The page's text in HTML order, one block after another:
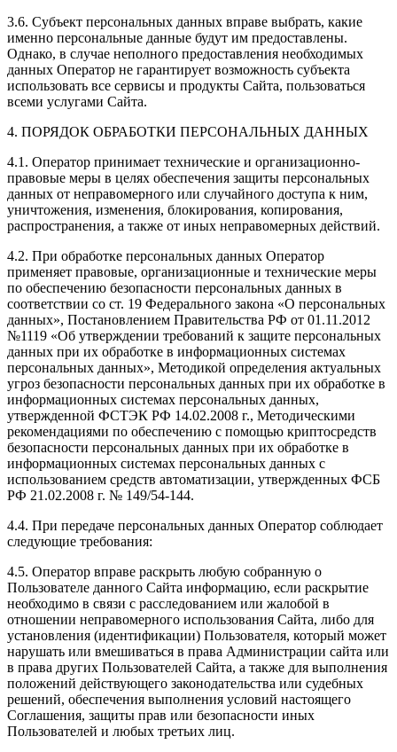
3.6. Субъект персональных данных вправе выбрать, какие
именно персональные данные будут им предоставлены.
Однако, в случае неполного предоставления необходимых
данных Оператор не гарантирует возможность субъекта
использовать все сервисы и продукты Сайта, пользоваться
всеми услугами Сайта.
4. ПОРЯДОК ОБРАБОТКИ ПЕРСОНАЛЬНЫХ ДАННЫХ
4.1. Оператор принимает технические и организационно-
правовые меры в целях обеспечения защиты персональных
данных от неправомерного или случайного доступа к ним,
уничтожения, изменения, блокирования, копирования,
распространения, а также от иных неправомерных действий.
4.2. При обработке персональных данных Оператор
применяет правовые, организационные и технические меры
по обеспечению безопасности персональных данных в
соответствии со ст. 19 Федерального закона «О персональных
данных», Постановлением Правительства РФ от 01.11.2012
№1119 «Об утверждении требований к защите персональных
данных при их обработке в информационных системах
персональных данных», Методикой определения актуальных
угроз безопасности персональных данных при их обработке в
информационных системах персональных данных,
утвержденной ФСТЭК РФ 14.02.2008 г., Методическими
рекомендациями по обеспечению с помощью криптосредств
безопасности персональных данных при их обработке в
информационных системах персональных данных с
использованием средств автоматизации, утвержденных ФСБ
РФ 21.02.2008 г. № 149/54-144.
4.4. При передаче персональных данных Оператор соблюдает
следующие требования:
4.5. Оператор вправе раскрыть любую собранную о
Пользователе данного Сайта информацию, если раскрытие
необходимо в связи с расследованием или жалобой в
отношении неправомерного использования Сайта, либо для
установления (идентификации) Пользователя, который может
нарушать или вмешиваться в права Администрации сайта или
в права других Пользователей Сайта, а также для выполнения
положений действующего законодательства или судебных
решений, обеспечения выполнения условий настоящего
Соглашения, защиты прав или безопасности иных
Пользователей и любых третьих лиц.